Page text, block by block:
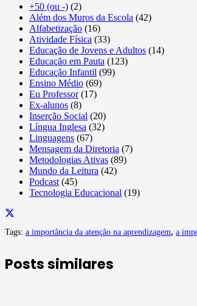
+50 (ou -) (2)
Além dos Muros da Escola (42)
Alfabetização (16)
Atividade Física (33)
Educação de Jovens e Adultos (14)
Educação em Pauta (123)
Educação Infantil (99)
Ensino Médio (69)
Eu Professor(17)
Ex-alunos (8)
Inserção Social (20)
Língua Inglesa (32)
Linguagens (67)
Mensagem da Diretoria (7)
Metodologias Ativas (89)
Mundo da Leitura (42)
Podcast (45)
Tecnologia Educacional (19)
Tags: a importância da atenção na aprendizagem, a
Posts similares